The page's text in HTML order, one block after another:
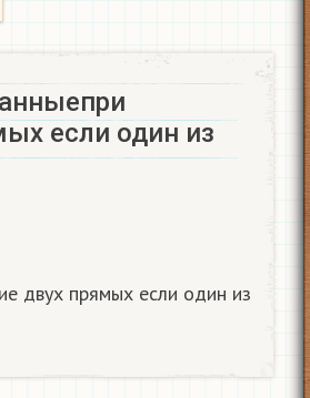
если один из
двух прямых если один из